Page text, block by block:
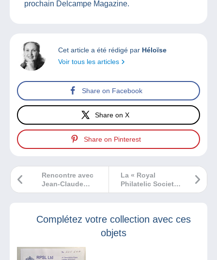
prochain Delcampe Magazine.
Cet article a été rédigé par Héloïse
Voir tous les articles
Share on Facebook
Share on X
Share on Pinterest
La « Royal
Philatelic Society
London » expose
Rencontre avec
Jean-Claude
Servais
Complétez votre collection avec ces
objets